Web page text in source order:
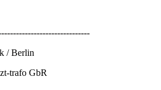
/ Berlin
trafo GbR